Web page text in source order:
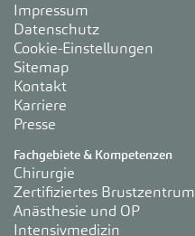
Impressum
Datenschutz
Cookie-Einstellungen
Sitemap
Kontakt
Karriere
Presse
Fachgebiete & Kompetenzen
Chirurgie
Zertifiziertes Brustzentrum
Anästhesie und OP
Intensivmedizin